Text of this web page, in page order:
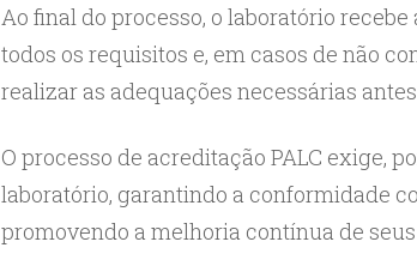
Ao final do processo, o laboratório
todos os requisitos e, em casos de não
realizar as adequações necessárias
O processo de acreditação PALC exige,
laboratório, garantindo a conformidade
promovendo a melhoria contínua de